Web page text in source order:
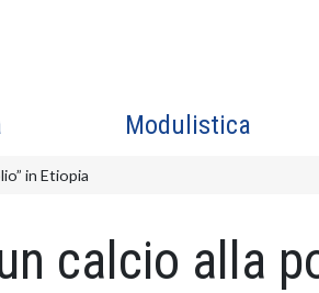
Modulistica
in Etiopia
calcio alla